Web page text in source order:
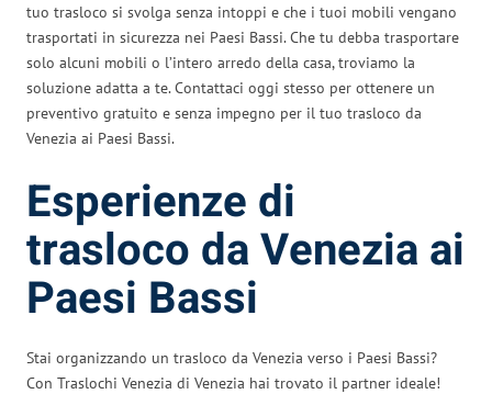
tuo trasloco si svolga senza intoppi e che i tuoi mobili vengano
trasportati in sicurezza nei Paesi Bassi. Che tu debba trasportare
solo alcuni mobili o l’intero arredo della casa, troviamo la
soluzione adatta a te. Contattaci oggi stesso per ottenere un
preventivo gratuito e senza impegno per il tuo trasloco da
Venezia ai Paesi Bassi.
Esperienze di
trasloco da Venezia ai
Paesi Bassi
Stai organizzando un trasloco da Venezia verso i Paesi Bassi?
Con Traslochi Venezia di Venezia hai trovato il partner ideale!